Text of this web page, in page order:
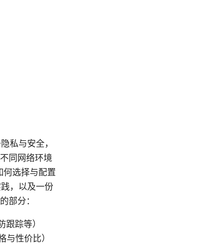
私与安全，
同网络环境
何选择与配置
，以及一份
部分：
踪等）
性价比）